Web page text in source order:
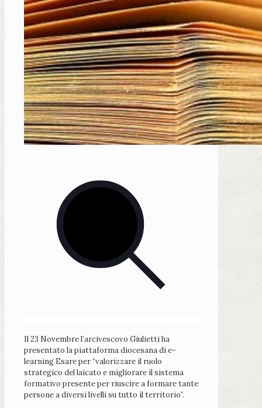
Il 23 Novembre l’arcivescovo Giulietti ha
presentato la piattaforma diocesana di e-
learning Esare per “valorizzare il ruolo
strategico del laicato e migliorare il sistema
formativo presente per riuscire a formare tante
persone a diversi livelli su tutto il territorio”.